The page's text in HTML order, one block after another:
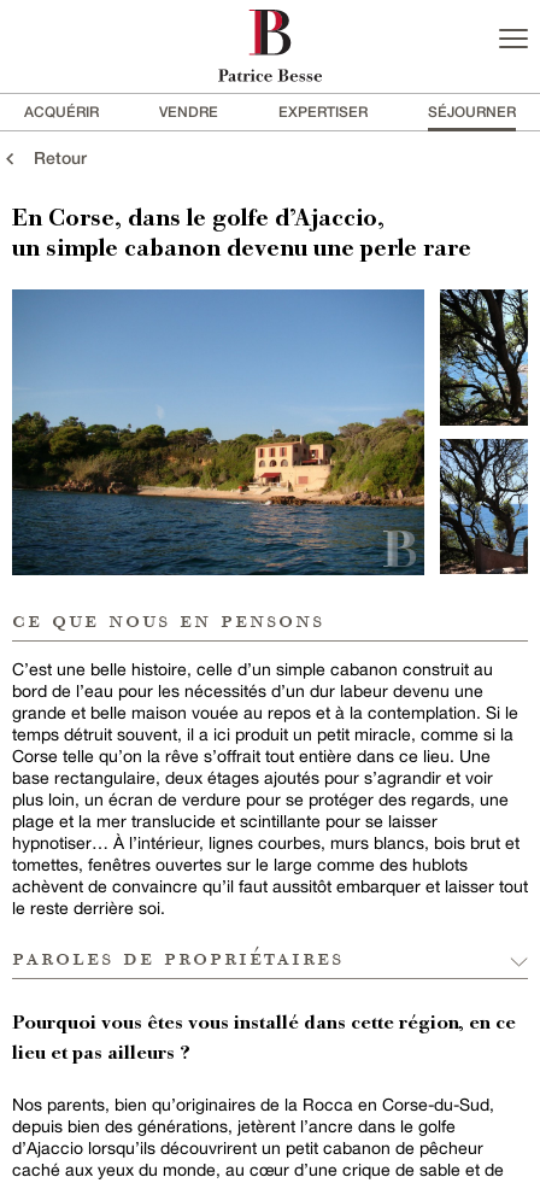
ACQUÉRIR VENDRE EXPERTISER SÉJOURNER
Retour
En Corse, dans le golfe d’Ajaccio,
un simple cabanon devenu une perle rare
ce que nous en pensons
C’est une belle histoire, celle d’un simple cabanon construit au
bord de l’eau pour les nécessités d’un dur labeur devenu une
grande et belle maison vouée au repos et à la contemplation. Si le
temps détruit souvent, il a ici produit un petit miracle, comme si la
Corse telle qu’on la rêve s’offrait tout entière dans ce lieu. Une
base rectangulaire, deux étages ajoutés pour s’agrandir et voir
plus loin, un écran de verdure pour se protéger des regards, une
plage et la mer translucide et scintillante pour se laisser
hypnotiser… À l’intérieur, lignes courbes, murs blancs, bois brut et
tomettes, fenêtres ouvertes sur le large comme des hublots
achèvent de convaincre qu’il faut aussitôt embarquer et laisser tout
le reste derrière soi.
paroles de propriétaires
Pourquoi vous êtes vous installé dans cette région, en ce
lieu et pas ailleurs ?
Nos parents, bien qu’originaires de la Rocca en Corse-du-Sud,
depuis bien des générations, jetèrent l’ancre dans le golfe
d’Ajaccio lorsqu’ils découvrirent un petit cabanon de pêcheur
caché aux yeux du monde, au cœur d’une crique de sable et de